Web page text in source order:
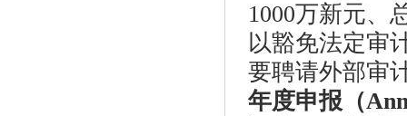
1000万新元、
以豁免法定审
要聘请外部审
年度申报（